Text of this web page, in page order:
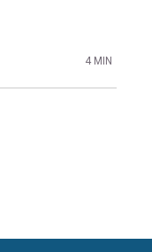
4 MIN